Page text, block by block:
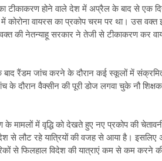
टीकाकरण होने वाले देश में अप्रैल के बाद से एक
कोरोना वायरस का प्रकोप चरम पर था। उस वक्त
की नेतन्याहू सरकार ने तेजी से टीकाकरण कर
बाद रैंडम जांच करने के दौरान कई स्कूलों में
दौरान वैक्सीन की पूरी डोज लगवा चुके नौ शिक्षक
मामलों में वृद्धि को देखते हुए नए प्रकोप की
से लौट रहे यात्रियों की वजह से आया है। इसलिए
से फिलहाल विदेश की यात्राएं कम से कम करने